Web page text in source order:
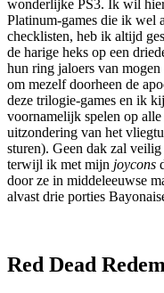
wonderlijke PS3. Ik wil
Platinum-games die ik wel
checklisten, heb ik altijd
de harige heks op een
hun ring jaloers van
om mezelf doorheen de
deze trilogie-games en ik
voornamelijk spelen op
uitzondering van het
sturen). Geen dak zal
terwijl ik met mijn joycons
door ze in middeleeuwse
alvast drie porties
Red Dead